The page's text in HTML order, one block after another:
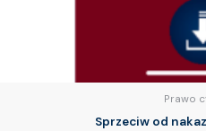
Prawo
Sprzeciw od